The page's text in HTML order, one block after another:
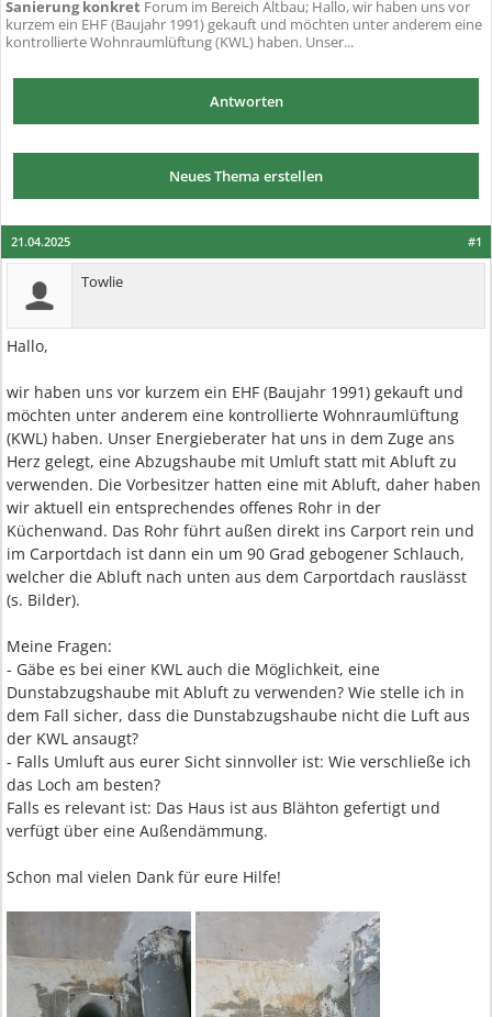
Sanierung konkret Forum im Bereich Altbau; Hallo, wir haben uns vor
kurzem ein EHF (Baujahr 1991) gekauft und möchten unter anderem eine
kontrollierte Wohnraumlüftung (KWL) haben. Unser...
Antworten
Neues Thema erstellen
#1
21.04.2025
Towlie
Hallo,
wir haben uns vor kurzem ein EHF (Baujahr 1991) gekauft und
möchten unter anderem eine kontrollierte Wohnraumlüftung
(KWL) haben. Unser Energieberater hat uns in dem Zuge ans
Herz gelegt, eine Abzugshaube mit Umluft statt mit Abluft zu
verwenden. Die Vorbesitzer hatten eine mit Abluft, daher haben
wir aktuell ein entsprechendes offenes Rohr in der
Küchenwand. Das Rohr führt außen direkt ins Carport rein und
im Carportdach ist dann ein um 90 Grad gebogener Schlauch,
welcher die Abluft nach unten aus dem Carportdach rauslässt
(s. Bilder).
Meine Fragen:
- Gäbe es bei einer KWL auch die Möglichkeit, eine
Dunstabzugshaube mit Abluft zu verwenden? Wie stelle ich in
dem Fall sicher, dass die Dunstabzugshaube nicht die Luft aus
der KWL ansaugt?
- Falls Umluft aus eurer Sicht sinnvoller ist: Wie verschließe ich
das Loch am besten?
Falls es relevant ist: Das Haus ist aus Blähton gefertigt und
verfügt über eine Außendämmung.
Schon mal vielen Dank für eure Hilfe!